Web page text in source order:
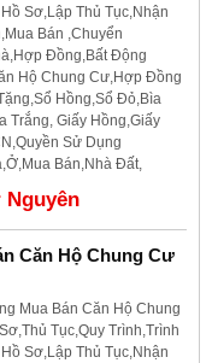
Sơ,Lập Thủ Tục,Nhận
Bán ,Chuyển
Đồng,Bất Động
Hộ Chung Cư,Hợp Đồng
Hồng,Sổ Đỏ,Bìa
Trắng, Giấy Hồng,Giấy
Sử Dụng
Bán,Nhà Đất,
Nguyên
Căn Hộ Chung Cư
Mua Bán Căn Hộ Chung
Tục,Quy Trình,Trình
Sơ,Lập Thủ Tục,Nhận